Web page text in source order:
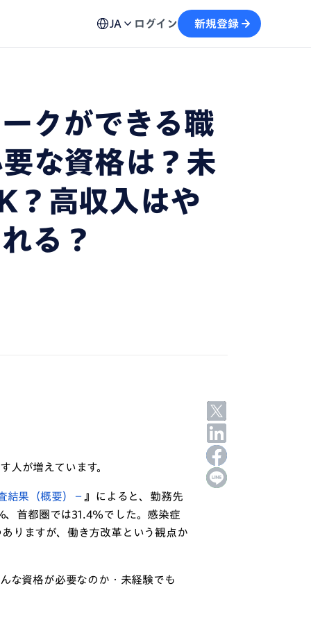
から文字起こしの流れがスムーズに
記録し、議事録の作成をサポート
方法、不具合の解決策など各種お問い合わせ窓口を
JA ログイン 新規登録
クができる職
な資格は？未
？高収入はや
る？
人が増えています。
結果（概要）－ 』によると、勤務先
、首都圏では31.4％でした。感染症
りますが、働き方改革という観点か
な資格が必要なのか・未経験でも